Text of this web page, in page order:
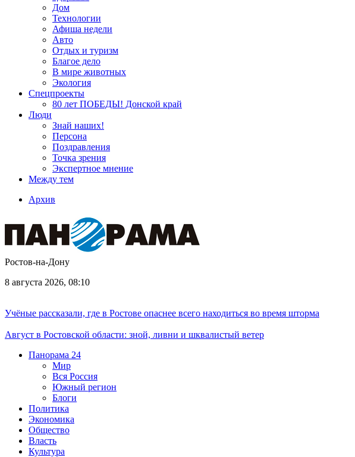
Дом
Технологии
Афиша недели
Авто
Отдых и туризм
Благое дело
В мире животных
Экология
Спецпроекты
80 лет ПОБЕДЫ! Донской край
Люди
Знай наших!
Персона
Поздравления
Точка зрения
Экспертное мнение
Между тем
Архив
Ростов-на-Дону
8 августа 2026, 08:10
Учёные рассказали, где в Ростове опаснее всего находиться во время шторма
Август в Ростовской области: зной, ливни и шквалистый ветер
Панорама 24
Мир
Вся Россия
Южный регион
Блоги
Политика
Экономика
Общество
Власть
Культура